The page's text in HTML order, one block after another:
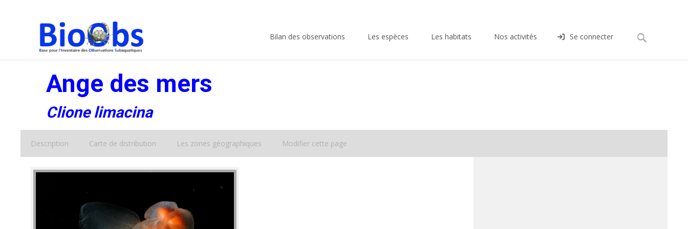
Bilan des observations Les espèces Les habitats Nos activités Se connecter Rechercher :
Ange des mers
Clione limacina
Description Carte de distribution Les zones géographiques Modifier cette page